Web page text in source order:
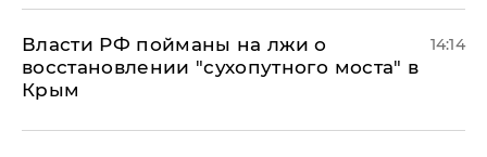
Власти РФ пойманы на лжи о
восстановлении "сухопутного моста" в
Крым
14:14